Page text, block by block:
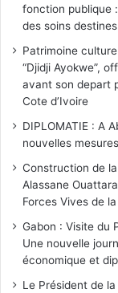
fonction publique
des soins
Patrimoine
“Djidji Ayokwe”,
avant son depart
Cote d’Ivoire
DIPLOMATIE : A
nouvelles
Construction de
Alassane
Forces Vives de
Gabon : Visite du
Une nouvelle
économique et
Le Président de